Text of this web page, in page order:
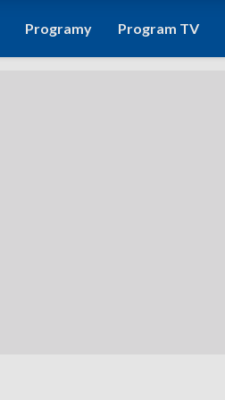
Programy Program TV